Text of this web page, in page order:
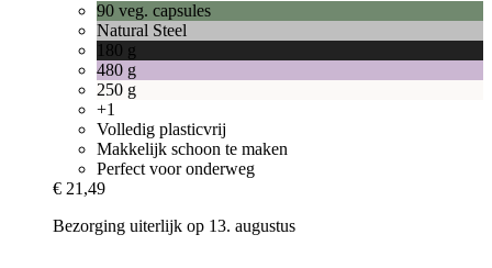
90 veg. capsules
Natural Steel
180 g
480 g
250 g
+1
Volledig plasticvrij
Makkelijk schoon te maken
Perfect voor onderweg
€ 21,49
Bezorging uiterlijk op 13. augustus